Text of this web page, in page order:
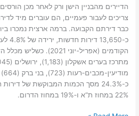
הדיירים מהבניין הישן ורק לאחר מכן
צריכים לעבור פעמיים, הם עוברים מיד
כ-
הקודמים (אפריל-יוני
כ-24.3% מסך הכמות המבוקשת של
22% במחוז ת”א ו-19% במחוז הדרום.